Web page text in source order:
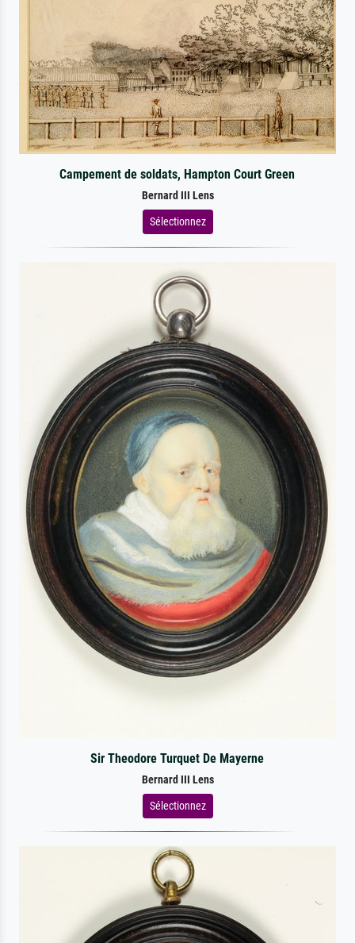
Campement de soldats, Hampton Court Green
Bernard III Lens
Sélectionnez
Sir Theodore Turquet De Mayerne
Bernard III Lens
Sélectionnez